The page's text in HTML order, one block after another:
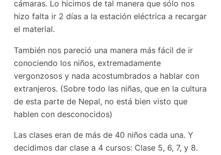
cámaras. Lo hicimos de tal manera que sólo nos
hizo falta ir 2 días a la estación eléctrica a recargar
el material.
También nos pareció una manera más fácil de ir
conociendo los niños, extremadamente
vergonzosos y nada acostumbrados a hablar con
extranjeros. (Sobre todo las niñas, que en la cultura
de esta parte de Nepal, no está bien visto que
hablen con desconocidos)
Las clases eran de más de 40 niños cada una. Y
decidimos dar clase a 4 cursos: Clase 5, 6, 7, y 8.